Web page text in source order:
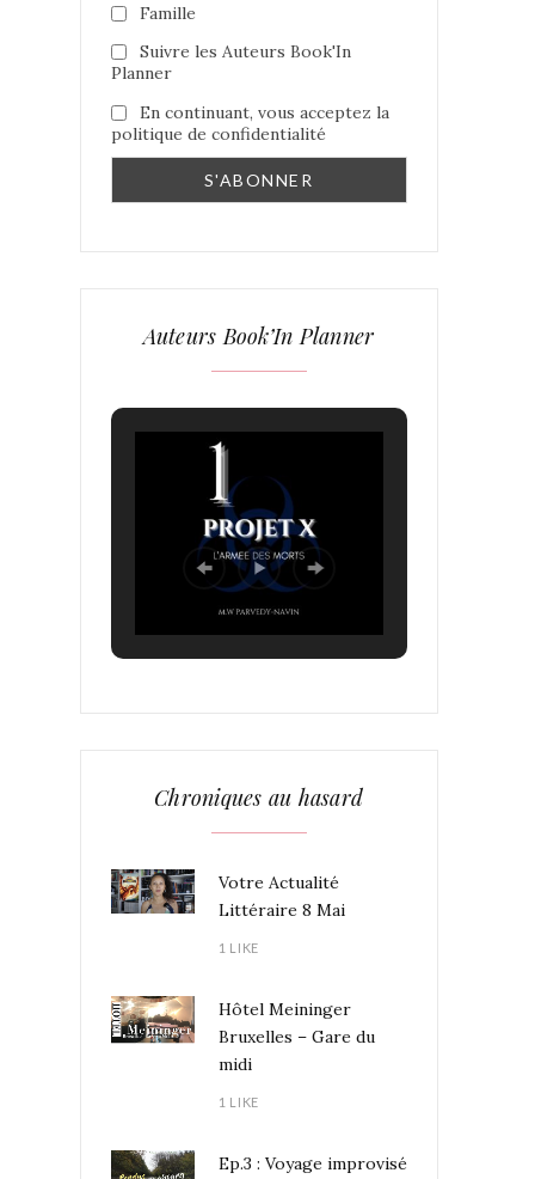
Famille
Suivre les Auteurs Book'In
Planner
En continuant, vous acceptez la
politique de confidentialité
Auteurs Book’In Planner
Chroniques au hasard
Votre Actualité
Littéraire 8 Mai
1 LIKE
Hôtel Meininger
Bruxelles – Gare du
midi
1 LIKE
Ep.3 : Voyage improvisé